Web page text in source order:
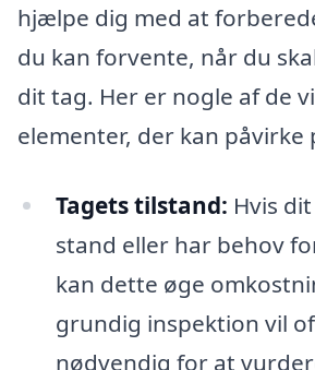
hjælpe dig med at
du kan forvente, når du
dit tag. Her er nogle af de
elementer, der kan påvirke
Tagets tilstand: Hvis
stand eller har behov
kan dette øge
grundig inspektion vil
nødvendig for at